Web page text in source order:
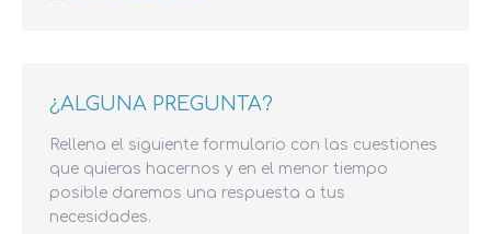
¿ALGUNA PREGUNTA?
Rellena el siguiente formulario con las cuestiones
que quieras hacernos y en el menor tiempo
posible daremos una respuesta a tus
necesidades.